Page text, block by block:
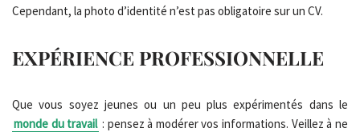
Cependant, la photo d’identité n’est pas obligatoire sur un CV.
EXPÉRIENCE PROFESSIONNELLE
Que vous soyez jeunes ou un peu plus expérimentés dans le
monde du travail : pensez à modérer vos informations. Veillez à ne